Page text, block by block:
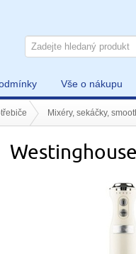
Vše o nákupu
Mixéry, sekáčky,